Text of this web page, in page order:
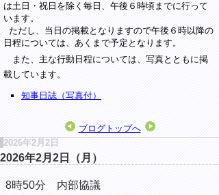
は土日・祝日を除く毎日、午後６時頃までに行って
います。
ただし、当日の掲載となりますので午後６時以降の
日程については、あくまで予定となります。
また、主な行動日程については、写真とともに掲
載しています。
知事日誌（写真付）
ブログトップへ
2026年2月2日
2026年2月2日（月）
8時50分 内部協議